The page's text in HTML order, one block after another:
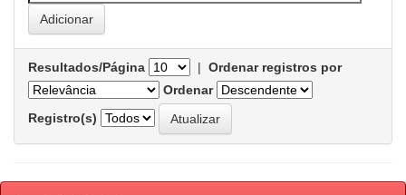
Resultados/Página | Ordenar registros por
Ordenar
Registro(s)